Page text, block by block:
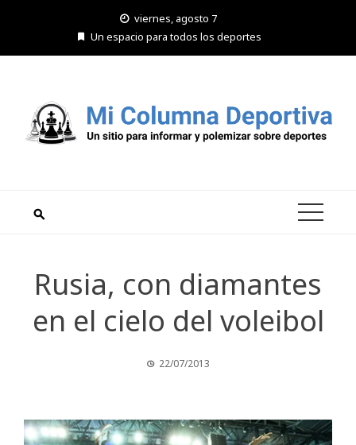
viernes, agosto 7
Un espacio para todos los deportes
Rusia, con diamantes
en el cielo del voleibol
22/07/2013